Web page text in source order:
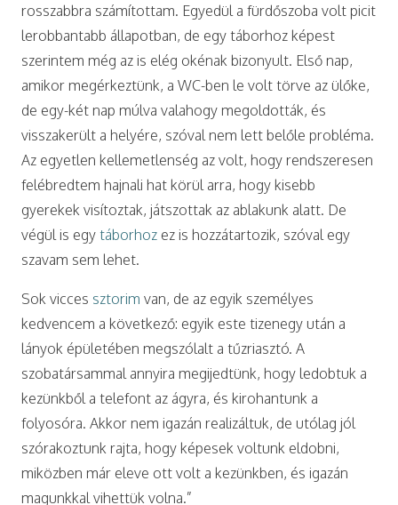
rosszabbra számítottam. Egyedül a fürdőszoba volt picit
lerobbantabb állapotban, de egy táborhoz képest
szerintem még az is elég okénak bizonyult. Első nap,
amikor megérkeztünk, a WC-ben le volt törve az ülőke,
de egy-két nap múlva valahogy megoldották, és
visszakerült a helyére, szóval nem lett belőle probléma.
Az egyetlen kellemetlenség az volt, hogy rendszeresen
felébredtem hajnali hat körül arra, hogy kisebb
gyerekek visítoztak, játszottak az ablakunk alatt. De
végül is egy táborhoz ez is hozzátartozik, szóval egy
szavam sem lehet.
Sok vicces sztorim van, de az egyik személyes
kedvencem a következő: egyik este tizenegy után a
lányok épületében megszólalt a tűzriasztó. A
szobatársammal annyira megijedtünk, hogy ledobtuk a
kezünkből a telefont az ágyra, és kirohantunk a
folyosóra. Akkor nem igazán realizáltuk, de utólag jól
szórakoztunk rajta, hogy képesek voltunk eldobni,
miközben már eleve ott volt a kezünkben, és igazán
magunkkal vihettük volna.”